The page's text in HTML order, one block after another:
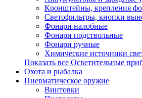
Кронштейны, крепления
Светофильтры, кнопки
Фонари налобные
Фонари подствольные
Фонари ручные
Химические источники
Показать все Осветительные
Охота и рыбалка
Пневматическое оружие
Винтовки